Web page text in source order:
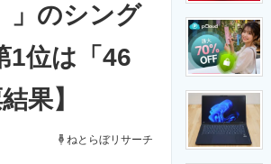
製造業のIT導入・活用を支援
エネルギーの専門メディア
」のシング
位は「46
果】
ねとらぼリサーチ